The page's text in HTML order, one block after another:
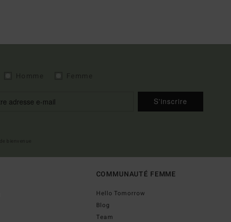
S'inscrire
COMMUNAUTÉ FEMME
Hello Tomorrow
Blog
Team